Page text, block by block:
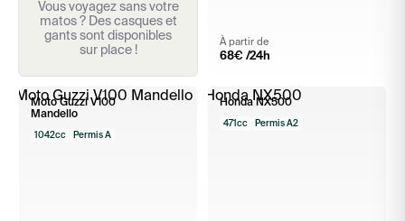
Vous voyagez sans votre
matos ? Des casques et
gants sont disponibles
sur place !
À partir de
68€ /24h
Moto Guzzi V100
Mandello
1042cc Permis A
Honda NX500
471cc Permis A2